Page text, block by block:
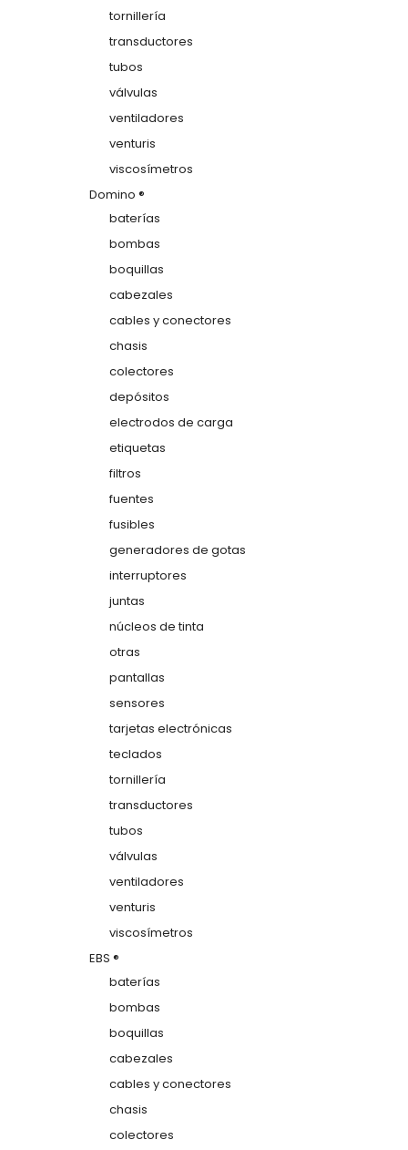
tornillería
transductores
tubos
válvulas
ventiladores
venturis
viscosímetros
Domino ®
baterías
bombas
boquillas
cabezales
cables y conectores
chasis
colectores
depósitos
electrodos de carga
etiquetas
filtros
fuentes
fusibles
generadores de gotas
interruptores
juntas
núcleos de tinta
otras
pantallas
sensores
tarjetas electrónicas
teclados
tornillería
transductores
tubos
válvulas
ventiladores
venturis
viscosímetros
EBS ®
baterías
bombas
boquillas
cabezales
cables y conectores
chasis
colectores